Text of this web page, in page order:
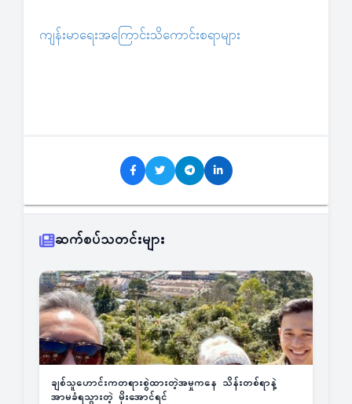
ကျန်းမာရေးအကြောင်းသိကောင်းစရာများ
ဆက်စပ်သတင်းများ
ချစ်သူဟောင်းကတရားစွဲထားတဲ့အမှုကနေ သိန်းတစ်ရာနဲ့
အာမခံရသွားတဲ့ မိုးအောင်ရင်